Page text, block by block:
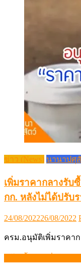
ข่าว (News) นานาปศุสั
เพิ่มราคากลางรับ
กก. หลังไม่ได้ปรับ
Posted
24/08/202226/08/2022
ครม.อนุมัติเพิ่มราคา
แนะแนว